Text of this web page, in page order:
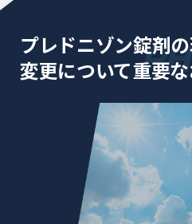
プレドニゾン錠剤
変更について重要